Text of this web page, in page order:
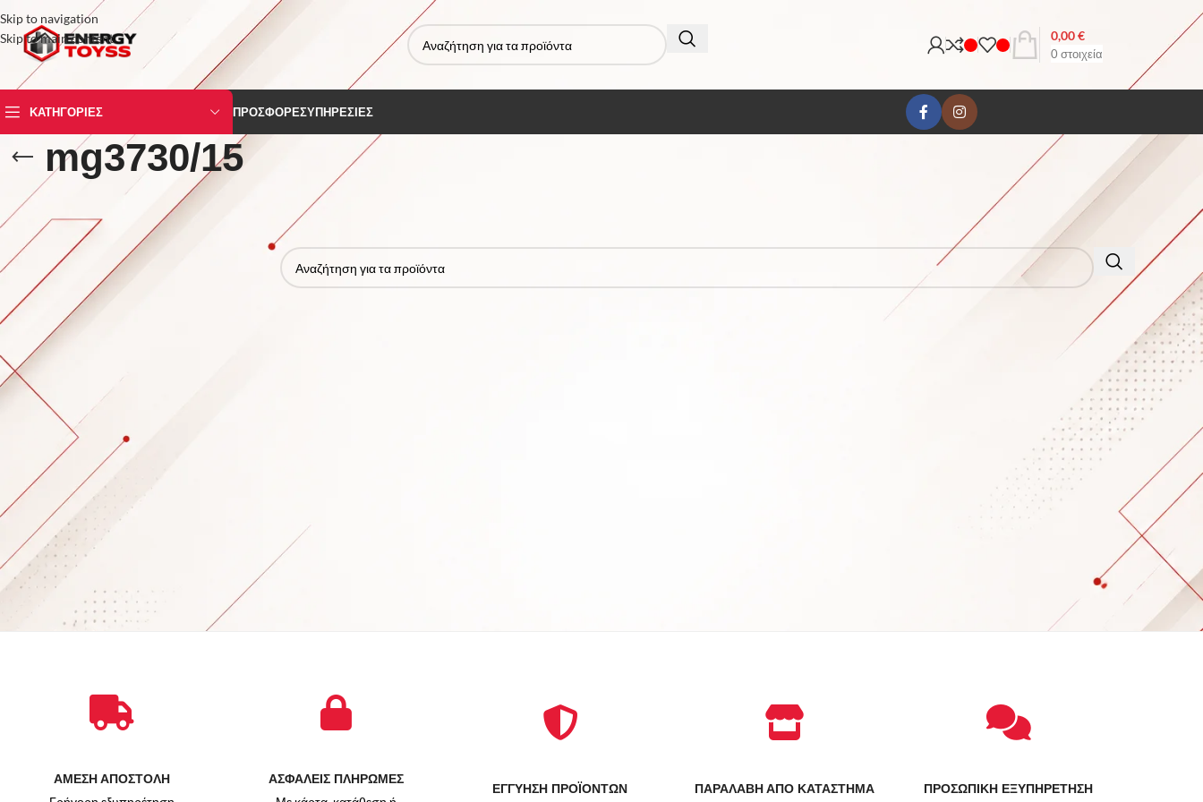
Skip to navigation
Skip to main content
0 στοιχεία
0,00€
ΚΑΤΗΓΟΡΙΕΣ ΠΡΟΣΦΟΡΕΣΥΠΗΡΕΣΙΕΣ
mg3730/15
STOCK STATUS
Για την πώληση
Σε απόθεμα
Αρχική σελίδα
Δεν βρέθηκε κανένα προϊόν που να ταιριάζει με την επιλογή σας.
ΑΜΕΣΗ ΑΠΟΣΤΟΛΗ ΑΣΦΑΛΕΙΣ ΠΛΗΡΩΜΕΣ
ΕΓΓΥΗΣΗ ΠΡΟΪΟΝΤΩΝ ΠΑΡΑΛΑΒΗ ΑΠΟ ΚΑΤΑΣΤΗΜΑ ΠΡΟΣΩΠΙΚΗ ΕΞΥΠΗΡΕΤΗΣΗ